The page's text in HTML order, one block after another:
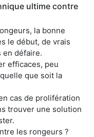
ultime contre
la bonne
le début, de vrais
en défaire.
efficaces, peu
que soit la
cas de prolifération
trouver une solution
les rongeurs ?